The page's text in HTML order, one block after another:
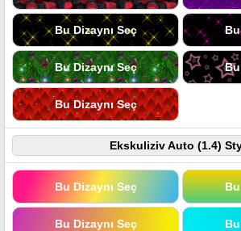
Bu Dizaynı Seç Bu
Bu Dizaynı Seç Bu
Bu Dizaynı Seç
Ekskuliziv Auto (1.4)
Bu Dizaynı Seç Bu
Bu Dizaynı Seç